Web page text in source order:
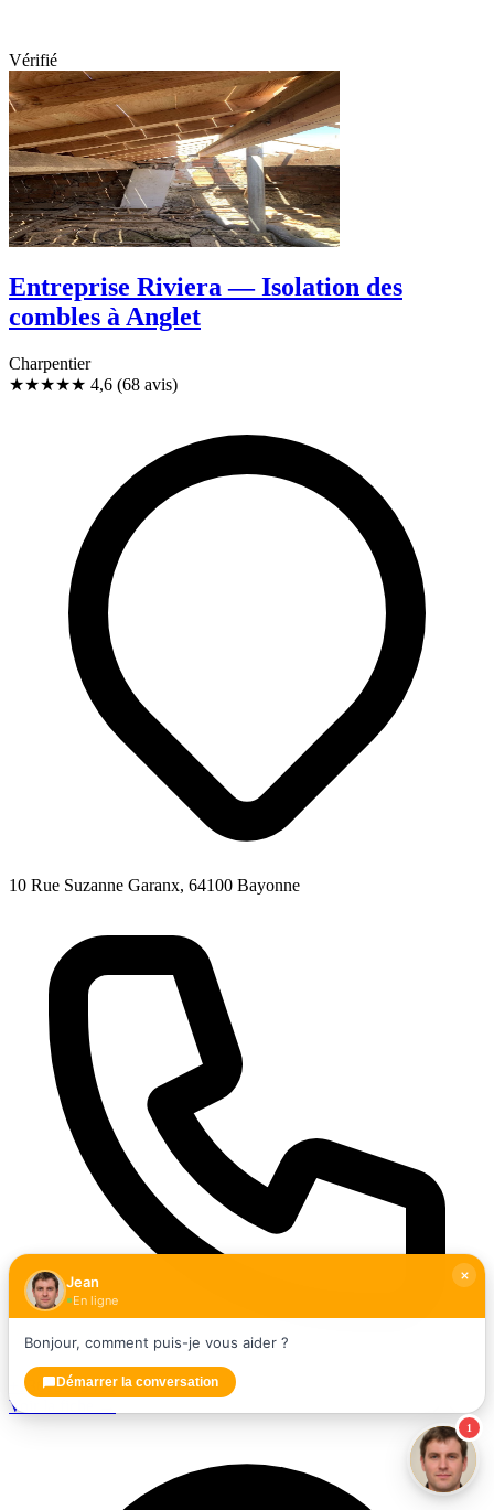
Vérifié
Entreprise Riviera — Isolation des
combles à Anglet
Charpentier
★★★★★ 4,6 (68 avis)
10 Rue Suzanne Garanx, 64100 Bayonne
+33615685463
Voir la fiche →
1
Jean
En ligne
Bonjour, comment puis-je vous aider ?
Démarrer la conversation